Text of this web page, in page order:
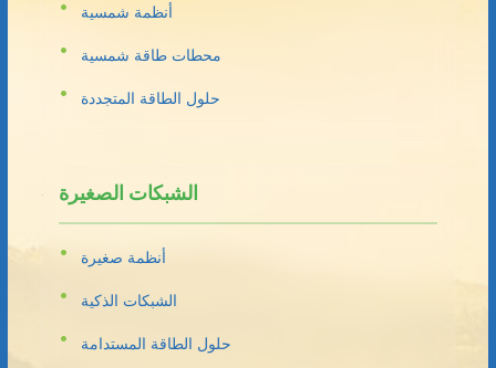
أنظمة شمسية
محطات طاقة شمسية
حلول الطاقة المتجددة
الشبكات الصغيرة
أنظمة صغيرة
الشبكات الذكية
حلول الطاقة المستدامة